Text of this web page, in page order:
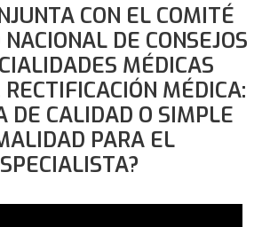
CON EL COMITÉ
DE CONSEJOS
MÉDICAS
MÉDICA:
DE CALIDAD O SIMPLE
PARA EL